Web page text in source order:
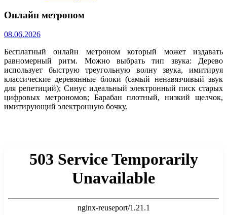
Онлайн метроном
08.06.2026
Бесплатный онлайн метроном который может издавать
равномерный ритм. Можно выбрать тип звука: Дерево
использует быструю треугольную волну звука, имитируя
классические деревянные блоки (самый ненавязчивый звук
для репетиций); Синус идеальный электронный писк старых
цифровых метрономов; Барабан плотный, низкий щелчок,
имитирующий электронную бочку.